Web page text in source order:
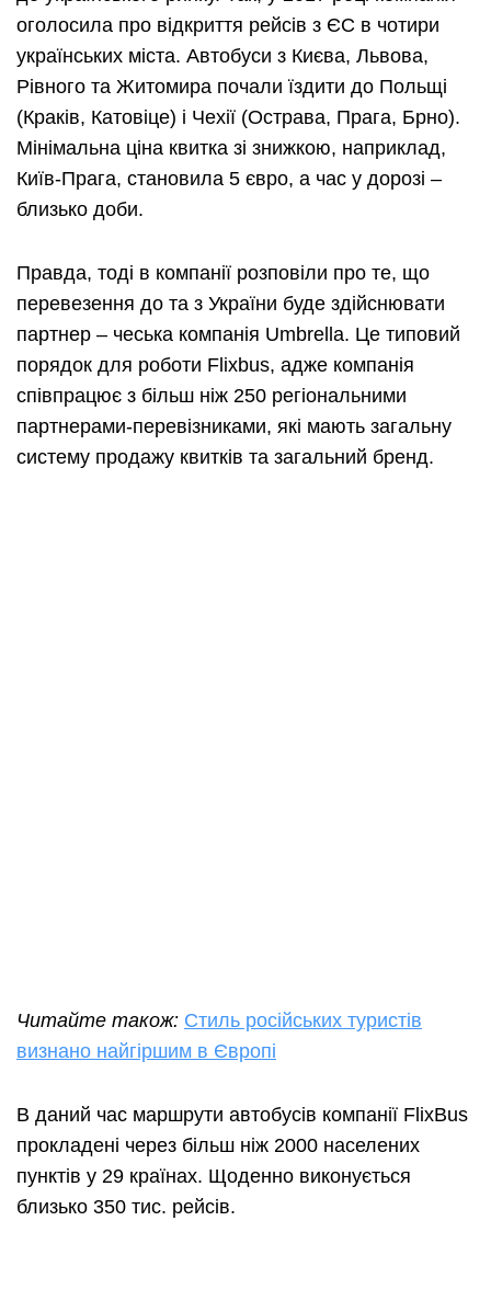
оголосила про відкриття рейсів з ЄС в чотири
українських міста. Автобуси з Києва, Львова,
Рівного та Житомира почали їздити до Польщі
(Краків, Катовіце) і Чехії (Острава, Прага, Брно).
Мінімальна ціна квитка зі знижкою, наприклад,
Київ-Прага, становила 5 євро, а час у дорозі –
близько доби.
Правда, тоді в компанії розповіли про те, що
перевезення до та з України буде здійснювати
партнер – чеська компанія Umbrella. Це типовий
порядок для роботи Flixbus, адже компанія
співпрацює з більш ніж 250 регіональними
партнерами-перевізниками, які мають загальну
систему продажу квитків та загальний бренд.
Читайте також: Стиль російських туристів
визнано найгіршим в Європі
В даний час маршрути автобусів компанії FlixBus
прокладені через більш ніж 2000 населених
пунктів у 29 країнах. Щоденно виконується
близько 350 тис. рейсів.